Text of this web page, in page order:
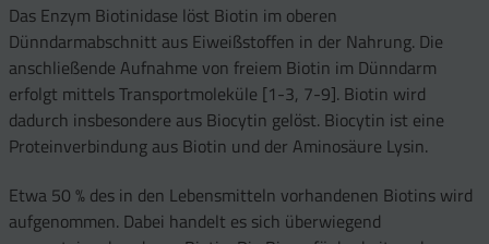
Das Enzym Biotinidase löst Biotin im oberen
Dünndarmabschnitt aus Eiweißstoffen in der Nahrung. Die
anschließende Aufnahme von freiem Biotin im Dünndarm
erfolgt mittels Transportmoleküle [1-3, 7-9]. Biotin wird
dadurch insbesondere aus Biocytin gelöst. Biocytin ist eine
Proteinverbindung aus Biotin und der Aminosäure Lysin.
Etwa 50 % des in den Lebensmitteln vorhandenen Biotins wird
aufgenommen. Dabei handelt es sich überwiegend